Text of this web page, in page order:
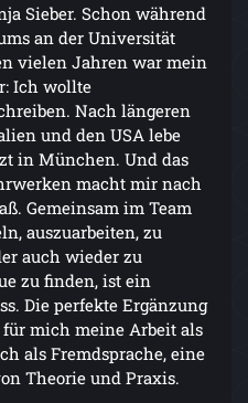
Sieber. Schon während
an der Universität
vielen Jahren war mein
Ich wollte
Nach längeren
und den USA lebe
in München. Und das
macht mir nach
Gemeinsam im Team
auszuarbeiten, zu
auch wieder zu
zu finden, ist ein
Die perfekte Ergänzung
mich meine Arbeit als
als Fremdsprache, eine
Theorie und Praxis.